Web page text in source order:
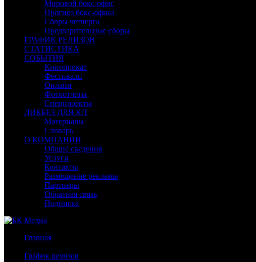
Мировой бокс-офис
Прогноз бокс-офиса
Сборы четверга
Предварительные сборы
ГРАФИК РЕЛИЗОВ
СТАТИСТИКА
СОБЫТИЯ
Кинопрокат
Фестивали
Онлайн
Фотоотчеты
Спецпроекты
ЛИКБЕЗ ДЛЯ К/Т
Материалы
Словарь
О КОМПАНИИ
Общие сведения
Услуги
Контакты
Размещение рекламы
Партнеры
Обратная связь
Подписка
Главная
График релизов